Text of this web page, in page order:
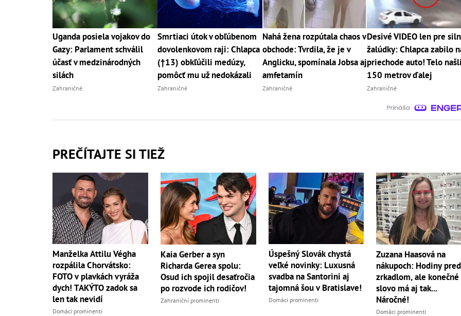
Uganda posiela vojakov do
Gazy: Parlament schválil
účasť v medzinárodných
silách
Zahraničné
Smrtiaci útok v obľúbenom
dovolenkovom raji: Chlapca
(†13) obkľúčili medúzy,
pomôcť mu už nedokázali
Zahraničné
Nahá žena rozpútala chaos v
obchode: Tvrdila, že je v
Anglicku, spomínala Jobsa aj
amfetamín
Zahraničné
Desivé VIDEO len pre
žalúdky: Chlapca zabilo
priechode auto! Telo
150 metrov ďalej
Zahraničné
PREČÍTAJTE SI TIEŽ
Manželka Attilu Végha
rozpálila Chorvátsko:
FOTO v plavkách vyráža
dych! TAKÝTO zadok sa
len tak nevidí
Domáci prominenti
Kaia Gerber a syn
Richarda Gerea spolu:
Osud ich spojil desaťročia
po rozvode ich rodičov!
Zahraniční prominenti
Úspešný Slovák chystá
veľké novinky: Luxusná
svadba na Santorini aj
tajomná šou v Bratislave!
Domáci prominenti
Zuzana Haasová na
nákupoch: Hodiny pred
zrkadlom, ale konečné
slovo má aj tak...
Náročné!
Domáci prominenti